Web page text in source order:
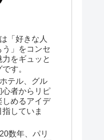
「好きな人
う」をコンセ
をギュッと
す。
テル、グル
心者からリピ
しめるアイデ
していま
数年、パリ